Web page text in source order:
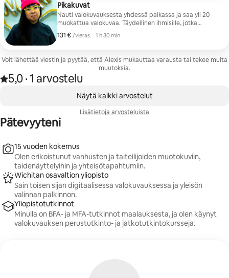
Pikakuvat
Nauti valokuvauksesta yhdessä paikassa ja saa yli 20
muokattua valokuvaa. Täydellinen ihmisille, jotka
haluavat päivittää yritysprofiilinsa tai sosiaalisen
median profiilinsa kasvokuvilla ja urakeskeisillä
131 € /vieras
131 € vierasta kohti
, · 1 h 30 min
Voit lähettää viestin ja pyytää, että Alexis mukauttaa varausta tai tekee muita
muutoksia.
Arvio 5,0/5 tähteä yhteensä 1 arvostelusta
5,0
, ·1 arvostelu
Näytä kaikki arvostelut
Lisätietoja arvosteluista
Pätevyyteni
15 vuoden kokemus
Olen erikoistunut vanhusten ja taiteilijoiden muotokuviin,
taidenäyttelyihin ja yhteisötapahtumiin.
Wichitan osavaltion yliopisto
Sain toisen sijan digitaalisessa valokuvauksessa ja yleisön
valinnan palkinnon.
Yliopistotutkinnot
Minulla on BFA- ja MFA-tutkinnot maalauksesta, ja olen käynyt
valokuvauksen perustutkinto- ja jatkotutkintokursseja.